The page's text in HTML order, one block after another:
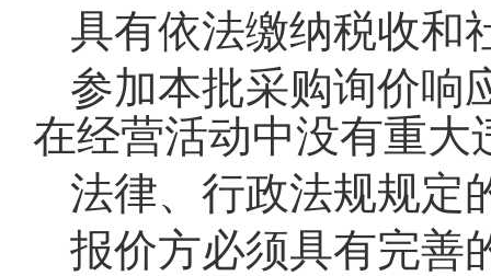
具有依法缴纳税收和
参加本批采购询价响
在经营活动中没有重大
法律、行政法规规定
报价方必须具有完善